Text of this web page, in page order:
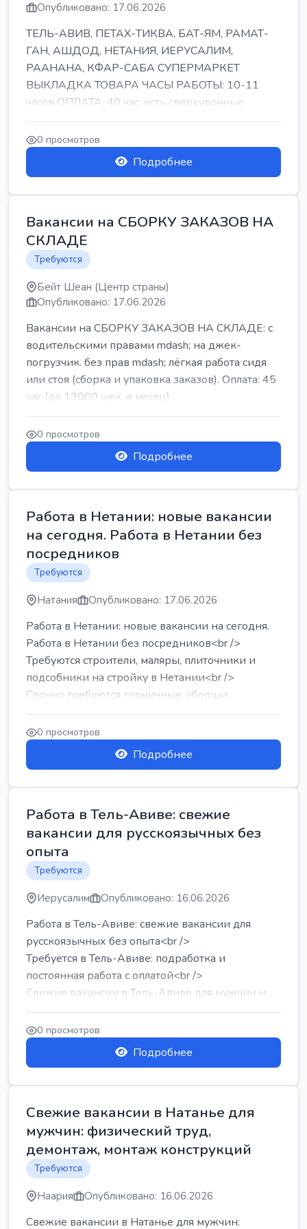
Опубликовано: 17.06.2026
ТЕЛЬ-АВИВ, ПЕТАХ-ТИКВА, БАТ-ЯМ, РАМАТ-
ГАН, АШДОД, НЕТАНИЯ, ИЕРУСАЛИМ,
РААНАНА, КФАР-САБА СУПЕРМАРКЕТ
ВЫКЛАДКА ТОВАРА ЧАСЫ РАБОТЫ: 10-11
часов ОПЛАТА: 40 час, есть сверхурочные
ПИТАНИЕ ЕСТЬ Для синих б...
0 просмотров
Подробнее
Вакансии на СБОРКУ ЗАКАЗОВ НА
СКЛАДЕ
Требуются
Бейт Шеан (Центр страны)
Опубликовано: 17.06.2026
Вакансии на СБОРКУ ЗАКАЗОВ НА СКЛАДЕ: с
водительскими правами mdash; на джек-
погрузчик. без прав mdash; лёгкая работа сидя
или стоя (сборка и упаковка заказов). Оплата: 45
час (до 13000 шек. в месяц) ...
0 просмотров
Подробнее
Работа в Нетании: новые вакансии
на сегодня. Работа в Нетании без
посредников
Требуются
Натания Опубликовано: 17.06.2026
Работа в Нетании: новые вакансии на сегодня.
Работа в Нетании без посредников<br />
Требуются строители, маляры, плиточники и
подсобники на стройку в Нетании<br />
Срочно требуются горничные, уборщи...
0 просмотров
Подробнее
Работа в Тель-Авиве: свежие
вакансии для русскоязычных без
опыта
Требуются
Иерусалим Опубликовано: 16.06.2026
Работа в Тель-Авиве: свежие вакансии для
русскоязычных без опыта<br />
Требуется в Тель-Авиве: подработка и
постоянная работа с оплатой<br />
Свежие вакансии в Тель-Авиве для мужчин и
женщин от хозя...
0 просмотров
Подробнее
Свежие вакансии в Натанье для
мужчин: физический труд,
демонтаж, монтаж конструкций
Требуются
Наария Опубликовано: 16.06.2026
Свежие вакансии в Натанье для мужчин: